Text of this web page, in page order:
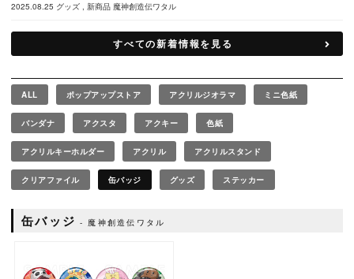
2025.08.25 グッズ 新商品 魔神創造伝ワタル
すべての新着情報を見る
ALL ポップアップストア アクリルジオラマ ミニ色紙
バンダナ アクスタ アクキー 色紙
アクリルキーホルダー アクリル アクリルスタンド
クリアファイル 缶バッジ グッズ ステッカー
缶バッジ 魔神創造伝ワタル